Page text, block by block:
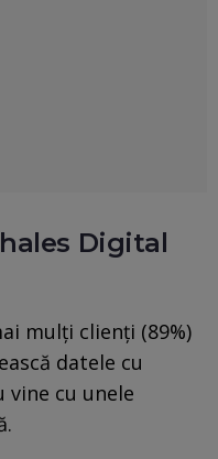
Digital
mulți clienți (89%)
datele cu
vine cu unele